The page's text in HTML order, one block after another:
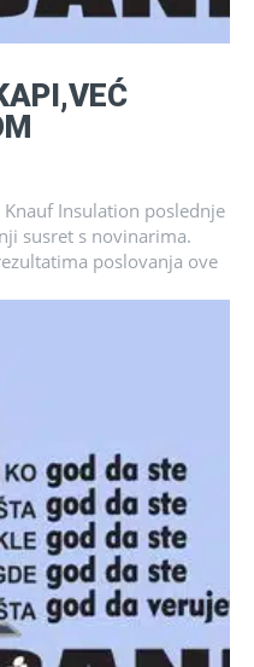
Insulation poslednje
susret s novinarima.
poslovanja ove